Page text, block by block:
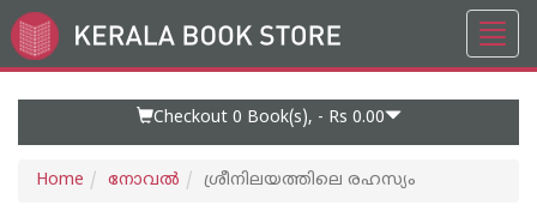
Go
to
Checkout 0 Book(s), - Rs 0.00
Home നോവല്‍ ശ്രീനിലയത്തിലെ രഹസ്യം